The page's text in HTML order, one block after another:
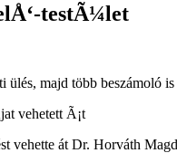
testÃ¼let
ülés, majd több beszámoló
vehette át Dr. Horváth